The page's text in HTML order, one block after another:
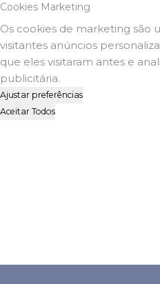
Cookies Marketing
Os cookies de marketing são
visitantes anúncios
que eles visitaram antes e
publicitária.
Ajustar preferências
Aceitar Todos